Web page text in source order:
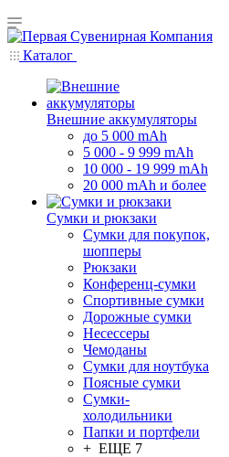
Каталог
Внешние аккумуляторы
до 5 000 mAh
5 000 - 9 999 mAh
10 000 - 19 999 mAh
20 000 mAh и более
Сумки и рюкзаки
Сумки для покупок,
шопперы
Рюкзаки
Конференц-сумки
Спортивные сумки
Дорожные сумки
Несессеры
Чемоданы
Сумки для ноутбука
Поясные сумки
Сумки-
холодильники
Папки и портфели
+ ЕЩЕ 7